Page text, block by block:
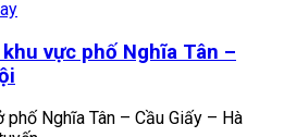
vực phố Nghĩa Tân –
phố Nghĩa Tân – Cầu Giấy – Hà